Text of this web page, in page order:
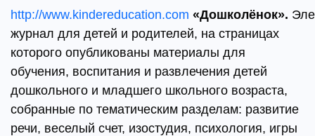
http://www.kindereducation.com «Дошколёнок».
журнал для детей и родителей, на страницах
которого опубликованы материалы для
обучения, воспитания и развлечения детей
дошкольного и младшего школьного возраста,
собранные по тематическим разделам: развитие
речи, веселый счет, изостудия, психология, игры